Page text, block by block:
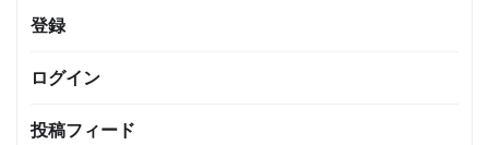
登録
ログイン
投稿フィード